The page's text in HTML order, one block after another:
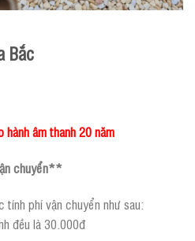
Bắc
âm thanh 20 năm
chuyển**
phí vận chuyển như sau:
đều là 30.000đ